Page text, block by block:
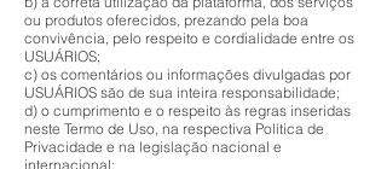
ou produtos oferecidos, prezando pela boa
convivência, pelo respeito e cordialidade entre os
USUÁRIOS;
c) os comentários ou informações divulgadas por
USUÁRIOS são de sua inteira responsabilidade;
d) o cumprimento e o respeito às regras inseridas
neste Termo de Uso, na respectiva Política de
Privacidade e na legislação nacional e
internacional;